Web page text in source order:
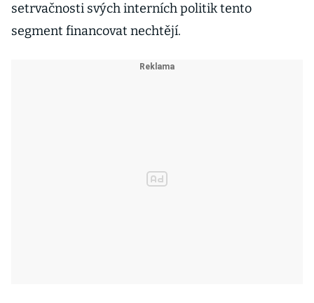
setrvačnosti svých interních politik tento
segment financovat nechtějí.